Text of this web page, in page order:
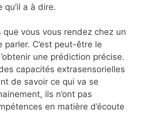
qu’il a à dire.
que vous vous rendez chez un
C’est peut-être le
une prédiction précise.
capacités extrasensorielles
de savoir ce qui va se
ils n’ont pas
en matière d’écoute